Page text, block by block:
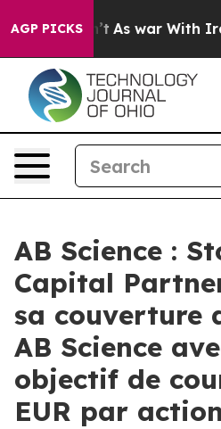
AGP PICKSAs war With Iran
AB Science :
Capital
sa couverture
AB Science
objectif de
EUR par action